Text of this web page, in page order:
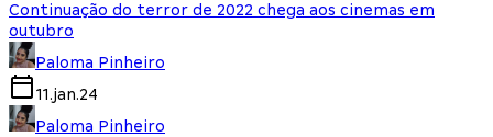
Continuação do terror de 2022 chega aos cinemas em
outubro
Paloma Pinheiro
11.jan.24
Paloma Pinheiro